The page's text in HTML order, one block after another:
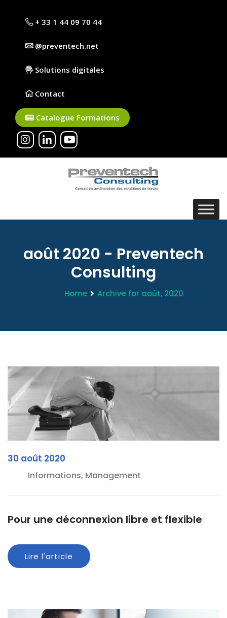
+ 33 1 44 09 70 44
@preventech.net
Solutions digitales
Contact
Catalogue Formations
août 2020 - Preventech
Consulting
Home Archive for août, 2020
30 août 2020
Informations, Management
Pour une déconnexion libre et flexible
Lire l'article